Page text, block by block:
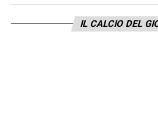
IL CALCIO DEL